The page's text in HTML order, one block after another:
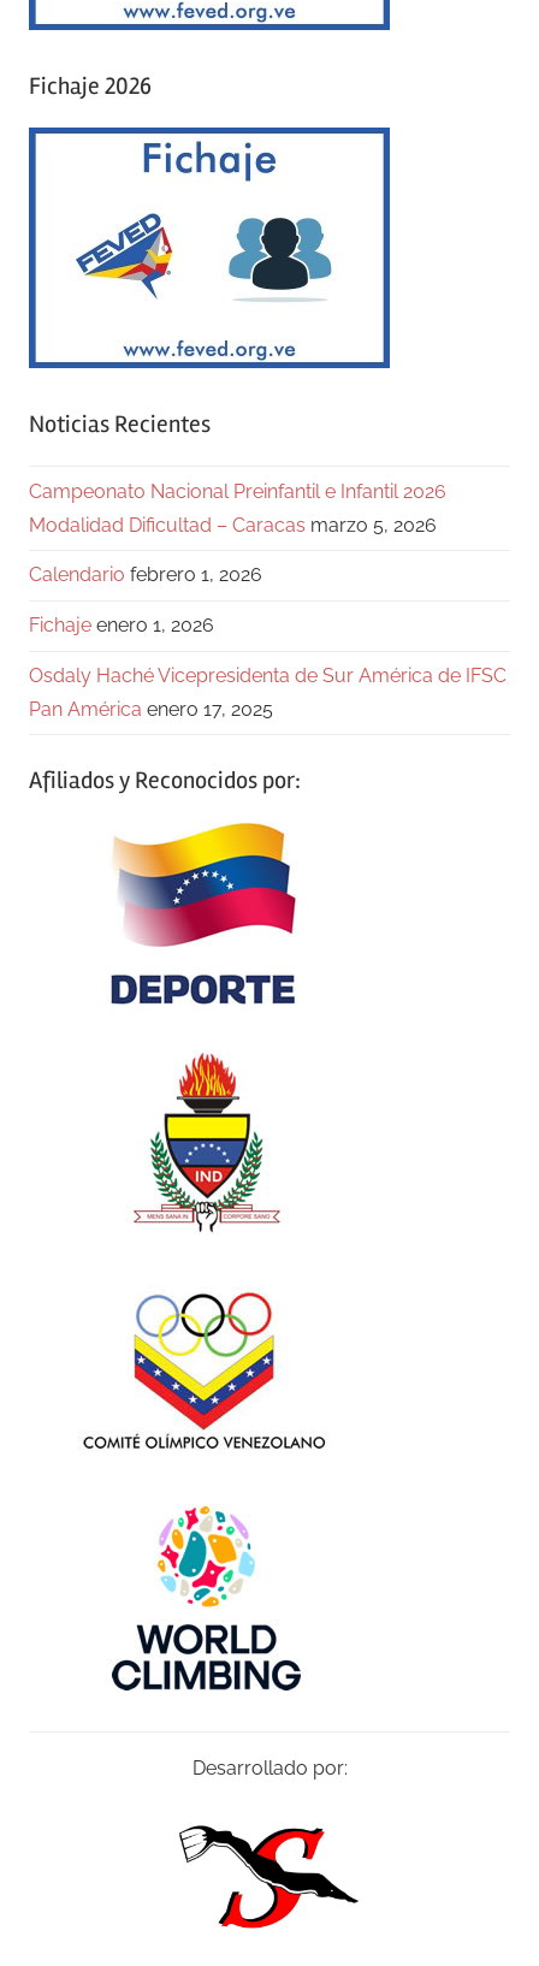
Fichaje 2026
Noticias Recientes
Campeonato Nacional Preinfantil e Infantil 2026
Modalidad Dificultad – Caracas marzo 5, 2026
Calendario febrero 1, 2026
Fichaje enero 1, 2026
Osdaly Haché Vicepresidenta de Sur América de IFSC
Pan América enero 17, 2025
Afiliados y Reconocidos por:
Desarrollado por: